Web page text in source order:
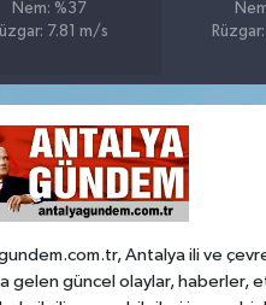
Nem: %37
7.81 m/s
Antalya ili ve
gelen güncel olaylar, haberler,